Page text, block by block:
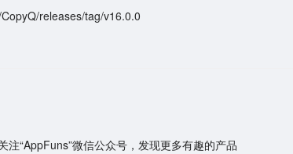
releases/tag/v16.0.0
注“AppFuns”微信公众号，发现更多有趣的产品